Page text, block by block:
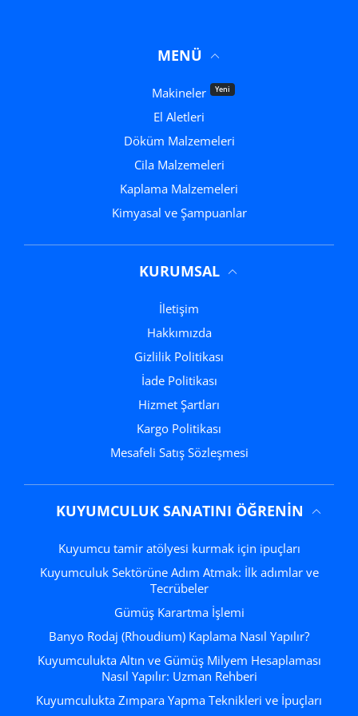
MENÜ
Makineler Yeni
El Aletleri
Döküm Malzemeleri
Cila Malzemeleri
Kaplama Malzemeleri
Kimyasal ve Şampuanlar
KURUMSAL
İletişim
Hakkımızda
Gizlilik Politikası
İade Politikası
Hizmet Şartları
Kargo Politikası
Mesafeli Satış Sözleşmesi
KUYUMCULUK SANATINI ÖĞRENIN
Kuyumcu tamir atölyesi kurmak için ipuçları
Kuyumculuk Sektörüne Adım Atmak: İlk adımlar ve
Tecrübeler
Gümüş Karartma İşlemi
Banyo Rodaj (Rhoudium) Kaplama Nasıl Yapılır?
Kuyumculukta Altın ve Gümüş Milyem Hesaplaması
Nasıl Yapılır: Uzman Rehberi
Kuyumculukta Zımpara Yapma Teknikleri ve İpuçları